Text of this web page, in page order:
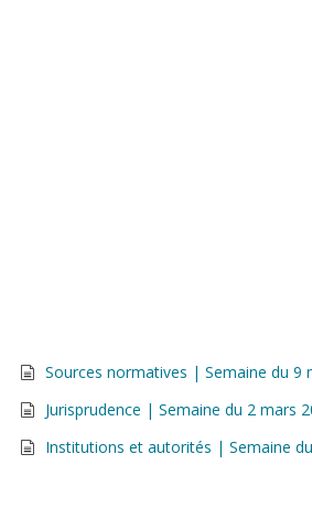
Sources normatives | Semaine du 9
Jurisprudence | Semaine du 2 mars
Institutions et autorités | Semaine